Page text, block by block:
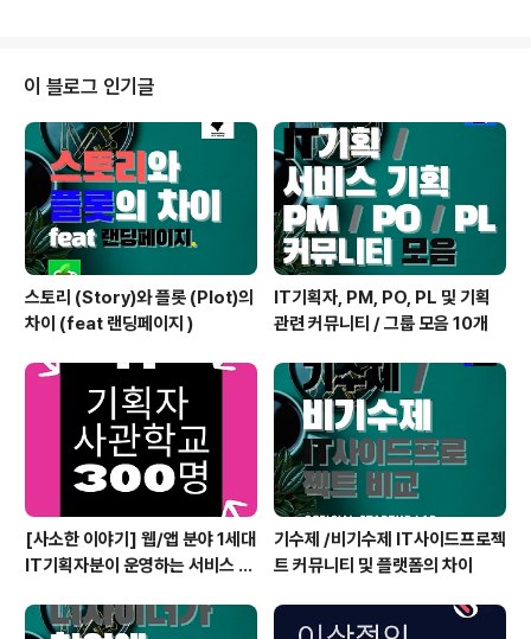
지 글로벌 슛업 1기 6. GS 에너지 x 블루포인트 파트너스
The GS 챌린지 3기 모집 7. Meta MILA 부트캠프 11월
18일 금요일까지 8. 교보생명 이노스테이지 온 2 9. Go
Global with 포스코 인터네셔널 x KITA 프로그램 2023
11월 20일 일요일까지 총 합..
이 블로그 인기글
스토리 (Story)와 플롯 (Plot)의
차이 (feat 랜딩페이지 )
IT기획자, PM, PO, PL 및 기획
관련 커뮤니티 / 그룹 모음 10개
[사소한 이야기] 웹/앱 분야 1세대
IT기획자분이 운영하는 서비스 기
기수제 /비기수제 IT사이드프로젝
트 커뮤니티 및 플랫폼의 차이